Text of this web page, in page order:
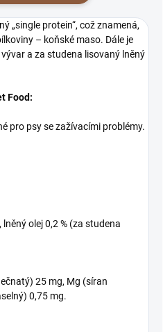
„single protein“, což znamená,
– koňské maso. Dále je
a za studena lisovaný lněný
Food:
pro psy se zažívacími problémy.
olej 0,2 % (za studena
25 mg, Mg (síran
0,75 mg.